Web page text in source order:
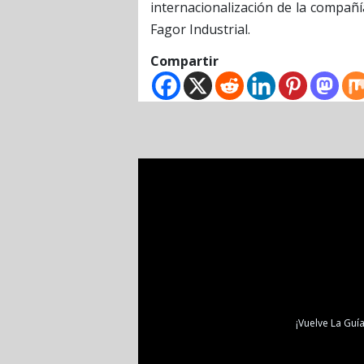
internacionalización de la
Fagor Industrial.
Compartir
¡Vuelve La